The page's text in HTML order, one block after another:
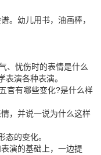
幼儿用书，油画棒，
忧伤时的表情是什么
演各种表演。
有哪些变化?是什么样
，并说一说为什么这样
的变化。
演的基础上，一边提